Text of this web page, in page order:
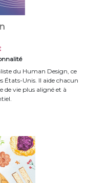
du Human Design, ce
États-Unis. Il aide chacun
de vie plus aligné et à